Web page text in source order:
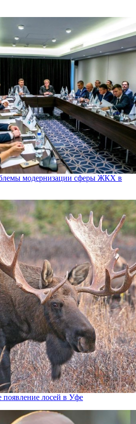
модернизации сферы ЖКХ в
появление лосей в Уфе